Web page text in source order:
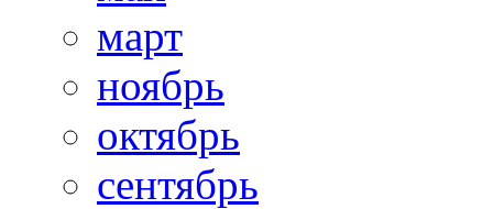
март
ноябрь
октябрь
сентябрь